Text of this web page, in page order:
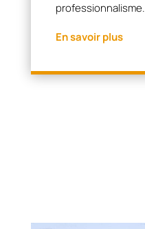
professionnalisme.
En savoir plus